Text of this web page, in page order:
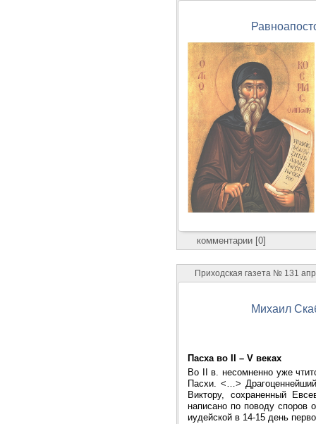
комментарии [0]
Приходская газета № 131
Михаил
Пасха во II – V веках
Во II в. несомненно уже
Пасхи. <…>
Виктору, сохраненный
написано по поводу споров
иудейской в 14-15 день